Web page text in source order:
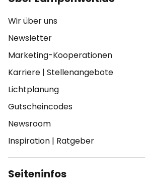
Wir über uns
Newsletter
Marketing-Kooperationen
Karriere | Stellenangebote
Lichtplanung
Gutscheincodes
Newsroom
Inspiration | Ratgeber
Seiteninfos